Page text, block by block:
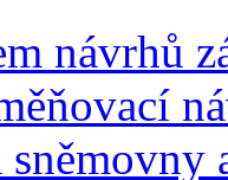
návrhů